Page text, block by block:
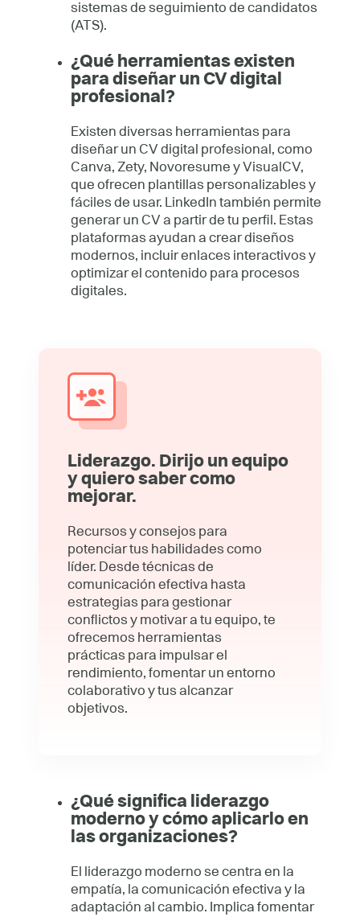
sistemas de seguimiento de candidatos
(ATS).
¿Qué herramientas existen
para diseñar un CV digital
profesional?
Existen diversas herramientas para
diseñar un CV digital profesional, como
Canva, Zety, Novoresume y VisualCV,
que ofrecen plantillas personalizables y
fáciles de usar. LinkedIn también permite
generar un CV a partir de tu perfil. Estas
plataformas ayudan a crear diseños
modernos, incluir enlaces interactivos y
optimizar el contenido para procesos
digitales.
Liderazgo. Dirijo un equipo
y quiero saber como
mejorar.
Recursos y consejos para
potenciar tus habilidades como
líder. Desde técnicas de
comunicación efectiva hasta
estrategias para gestionar
conflictos y motivar a tu equipo, te
ofrecemos herramientas
prácticas para impulsar el
rendimiento, fomentar un entorno
colaborativo y tus alcanzar
objetivos.
¿Qué significa liderazgo
moderno y cómo aplicarlo en
las organizaciones?
El liderazgo moderno se centra en la
empatía, la comunicación efectiva y la
adaptación al cambio. Implica fomentar